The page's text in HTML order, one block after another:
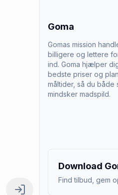
Goma
Gomas mission
billigere og lettere
ind. Goma hjælper
bedste priser og
måltider, så du
mindsker madspild.
Download
Find tilbud, gem